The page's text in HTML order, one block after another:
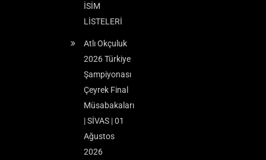
İSİM
LİSTELERİ
Atlı Okçuluk
2026 Türkiye
Şampiyonası
Çeyrek Final
Müsabakaları
| SİVAS | 01
Ağustos
2026